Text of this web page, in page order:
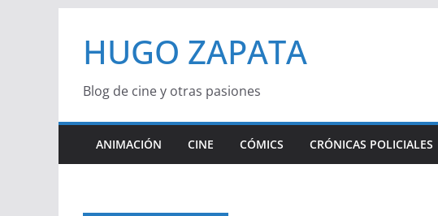
contenido
HUGO ZAPATA
Blog de cine y otras pasiones
ANIMACIÓN CINE CÓMICS CRÓNICAS POLICIALES